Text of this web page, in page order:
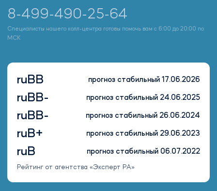
8-499-490-25-64
Специалисты нашего колл-центра готовы помочь вам с 6:00 до 20:00 по
МСК
ruBB прогноз стабильный 17.06.2026
ruBB- прогноз стабильный 24.06.2025
ruBB- прогноз стабильный 26.06.2024
ruB+ прогноз стабильный 29.06.2023
ruB прогноз стабильный 06.07.2022
Рейтинг от агентства «Эксперт РА»